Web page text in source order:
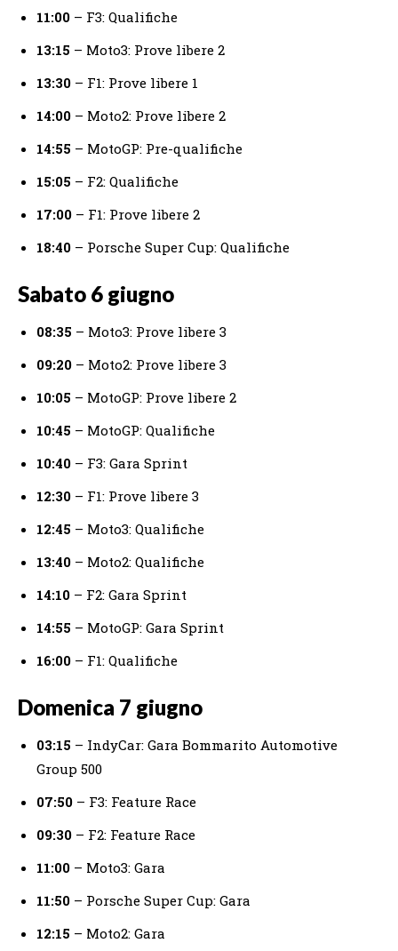
11:00 – F3: Qualifiche
13:15 – Moto3: Prove libere 2
13:30 – F1: Prove libere 1
14:00 – Moto2: Prove libere 2
14:55 – MotoGP: Pre-qualifiche
15:05 – F2: Qualifiche
17:00 – F1: Prove libere 2
18:40 – Porsche Super Cup: Qualifiche
Sabato 6 giugno
08:35 – Moto3: Prove libere 3
09:20 – Moto2: Prove libere 3
10:05 – MotoGP: Prove libere 2
10:45 – MotoGP: Qualifiche
10:40 – F3: Gara Sprint
12:30 – F1: Prove libere 3
12:45 – Moto3: Qualifiche
13:40 – Moto2: Qualifiche
14:10 – F2: Gara Sprint
14:55 – MotoGP: Gara Sprint
16:00 – F1: Qualifiche
Domenica 7 giugno
03:15 – IndyCar: Gara Bommarito Automotive
Group 500
07:50 – F3: Feature Race
09:30 – F2: Feature Race
11:00 – Moto3: Gara
11:50 – Porsche Super Cup: Gara
12:15 – Moto2: Gara